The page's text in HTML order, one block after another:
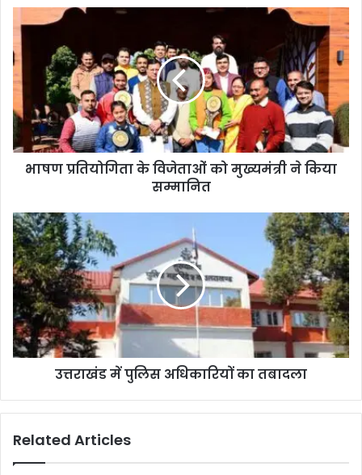
भाषण प्रतियोगिता के विजेताओं को मुख्यमंत्री ने किया
सम्मानित
उत्तराखंड में पुलिस अधिकारियों का तबादला
Related Articles